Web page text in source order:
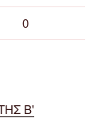
0
Β'